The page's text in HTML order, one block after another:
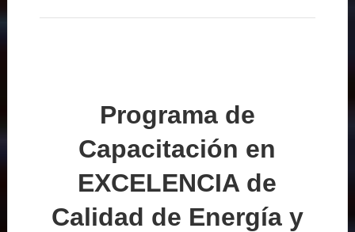
Programa de
Capacitación en
EXCELENCIA de
Calidad de Energía y